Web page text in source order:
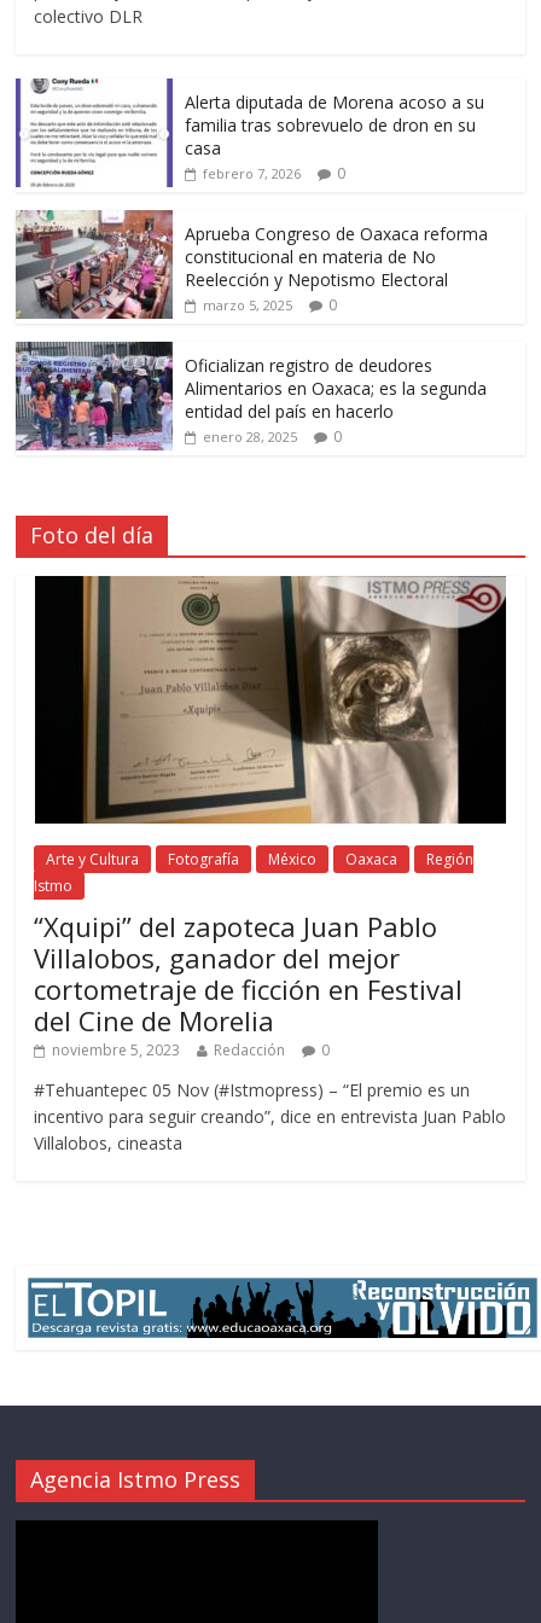
colectivo DLR
Alerta diputada de Morena acoso a su
familia tras sobrevuelo de dron en su
casa
febrero 7, 2026 0
Aprueba Congreso de Oaxaca reforma
constitucional en materia de No
Reelección y Nepotismo Electoral
marzo 5, 2025 0
Oficializan registro de deudores
Alimentarios en Oaxaca; es la segunda
entidad del país en hacerlo
enero 28, 2025 0
Foto del día
Arte y Cultura Fotografía México Oaxaca
Región
Istmo
“Xquipi” del zapoteca Juan Pablo
Villalobos, ganador del mejor
cortometraje de ficción en Festival
del Cine de Morelia
noviembre 5, 2023 Redacción 0
#Tehuantepec 05 Nov (#Istmopress) – “El premio es un
incentivo para seguir creando”, dice en entrevista Juan Pablo
Villalobos, cineasta
Agencia Istmo Press